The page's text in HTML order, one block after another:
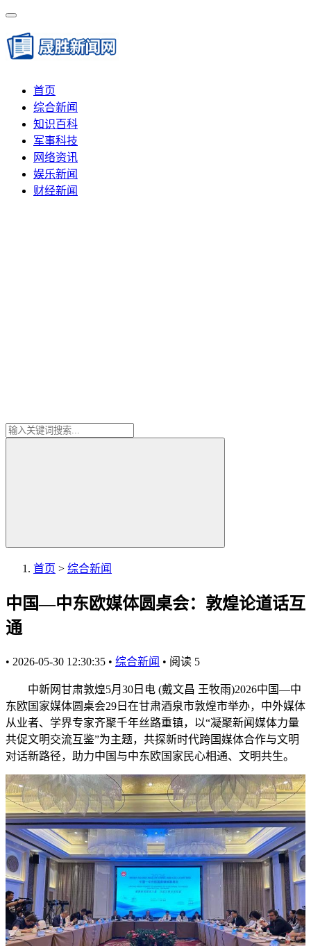
首页
综合新闻
知识百科
军事科技
网络资讯
娱乐新闻
财经新闻
首页 > 综合新闻
中国—中东欧媒体圆桌会：敦煌论道话互
通
• 2026-05-30 12:30:35 • 综合新闻 • 阅读 5
中新网甘肃敦煌5月30日电 (戴文昌 王牧雨)2026中国—中
东欧国家媒体圆桌会29日在甘肃酒泉市敦煌市举办，中外媒体
从业者、学界专家齐聚千年丝路重镇，以“凝聚新闻媒体力量
共促文明交流互鉴”为主题，共探新时代跨国媒体合作与文明
对话新路径，助力中国与中东欧国家民心相通、文明共生。